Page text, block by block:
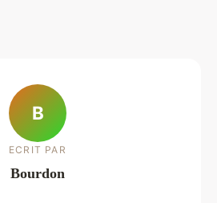
B
ECRIT PAR
Bourdon